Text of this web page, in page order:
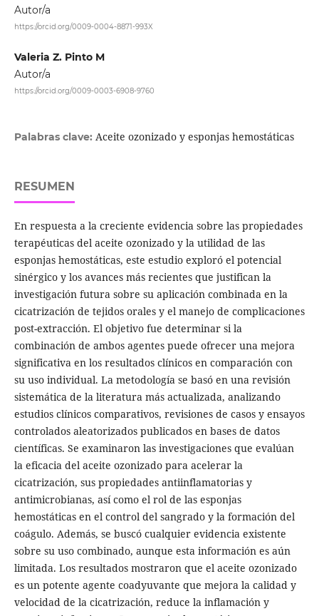
Autor/a
https://orcid.org/0009-0004-8871-993X
Valeria Z. Pinto M
Autor/a
https://orcid.org/0009-0003-6908-9760
Palabras clave: Aceite ozonizado y esponjas hemostáticas
RESUMEN
En respuesta a la creciente evidencia sobre las propiedades
terapéuticas del aceite ozonizado y la utilidad de las
esponjas hemostáticas, este estudio exploró el potencial
sinérgico y los avances más recientes que justifican la
investigación futura sobre su aplicación combinada en la
cicatrización de tejidos orales y el manejo de complicaciones
post-extracción. El objetivo fue determinar si la
combinación de ambos agentes puede ofrecer una mejora
significativa en los resultados clínicos en comparación con
su uso individual. La metodología se basó en una revisión
sistemática de la literatura más actualizada, analizando
estudios clínicos comparativos, revisiones de casos y ensayos
controlados aleatorizados publicados en bases de datos
científicas. Se examinaron las investigaciones que evalúan
la eficacia del aceite ozonizado para acelerar la
cicatrización, sus propiedades antiinflamatorias y
antimicrobianas, así como el rol de las esponjas
hemostáticas en el control del sangrado y la formación del
coágulo. Además, se buscó cualquier evidencia existente
sobre su uso combinado, aunque esta información es aún
limitada. Los resultados mostraron que el aceite ozonizado
es un potente agente coadyuvante que mejora la calidad y
velocidad de la cicatrización, reduce la inflamación y